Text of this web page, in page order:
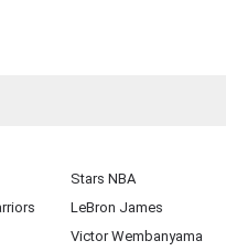
Stars NBA
LeBron James
Victor Wembanyama